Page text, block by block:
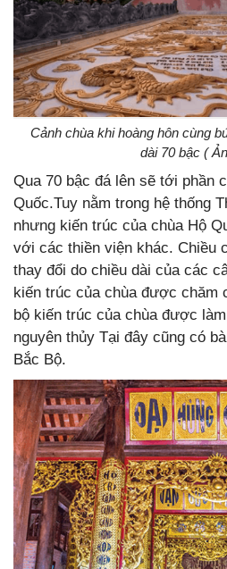
Cảnh chùa khi hoàng hôn cùng
dài 70 bậc (
Qua 70 bậc đá lên sẽ tới phần
Quốc.Tuy nằm trong hệ thống
nhưng kiến trúc của chùa Hộ
với các thiền viện khác. Chiều
thay đổi do chiều dài của các
kiến trúc của chùa được chăm
bộ kiến trúc của chùa được
nguyên thủy Tại đây cũng có
Bắc Bộ.